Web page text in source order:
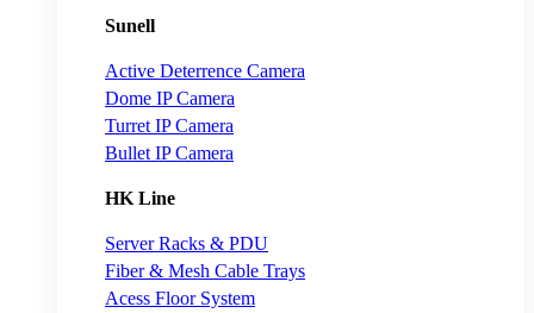
Sunell
Active Deterrence Camera
Dome IP Camera
Turret IP Camera
Bullet IP Camera
HK Line
Server Racks & PDU
Fiber & Mesh Cable Trays
Acess Floor System